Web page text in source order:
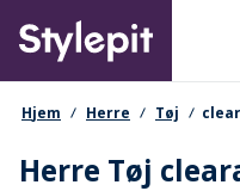
main
content
Primary
navigationssti
Hjem Herre Tøj
Herre Tøj